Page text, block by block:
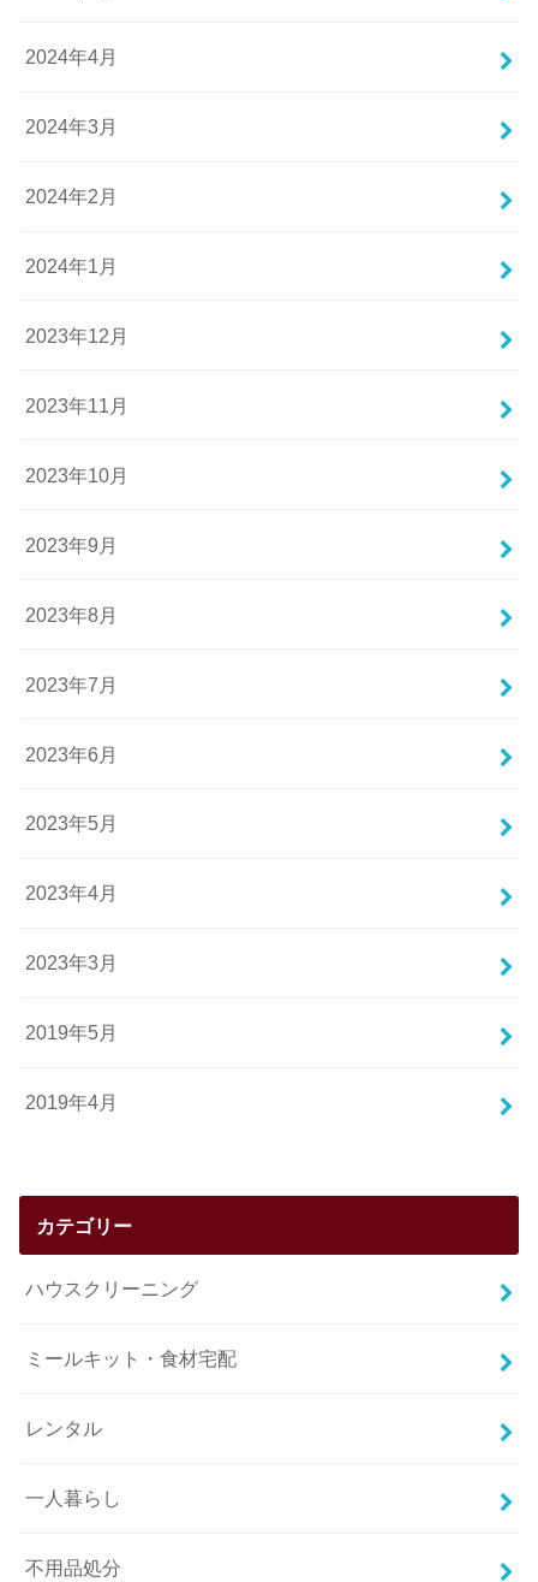
2024年4月
2024年3月
2024年2月
2024年1月
2023年12月
2023年11月
2023年10月
2023年9月
2023年8月
2023年7月
2023年6月
2023年5月
2023年4月
2023年3月
2019年5月
2019年4月
カテゴリー
ハウスクリーニング
ミールキット・食材宅配
レンタル
一人暮らし
不用品処分